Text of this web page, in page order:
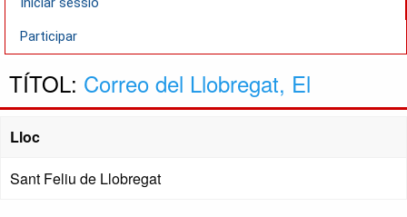
Participar
TÍTOL: Correo del Llobregat, El
Lloc
Sant Feliu de Llobregat